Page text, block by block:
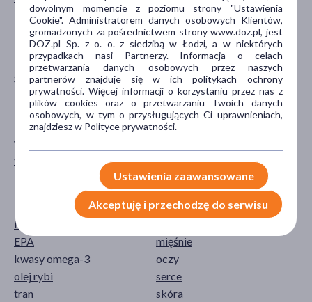
dla dorosłych
TYP PRODUKTU
Suplement diety
POSTAĆ
kapsułki
DZIAŁANIE/WŁAŚCIWOŚCI
wspomagające
wzmacniające
PROBLEM
GŁÓWNY SKŁADNIK
DHA
EPA
kwasy omega-3
olej rybi
tran
CZĘŚĆ CIAŁA
mięśnie
oczy
serce
skóra
dowolnym momencie z poziomu strony "Ustawienia
Cookie". Administratorem danych osobowych Klientów,
gromadzonych za pośrednictwem strony www.doz.pl, jest
DOZ.pl Sp. z o. o. z siedzibą w Łodzi, a w niektórych
przypadkach nasi Partnerzy. Informacja o celach
przetwarzania danych osobowych przez naszych
partnerów znajduje się w ich politykach ochrony
prywatności. Więcej informacji o korzystaniu przez nas z
plików cookies oraz o przetwarzaniu Twoich danych
osobowych, w tym o przysługujących Ci uprawnieniach,
znajdziesz w Polityce prywatności.
Ustawienia zaawansowane
Akceptuję i przechodzę do serwisu